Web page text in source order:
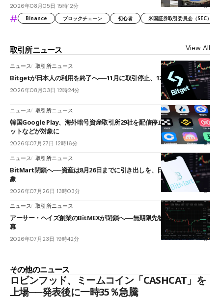
2026年08月05日 15時12分
# Binance ブロックチェーン 初心者 米国証券取引委員会（SEC）
取引所ニュース View All
ニュース 取引所ニュース
Bitgetが日本人の利用を終了へ──11月に取引停止、12月末に強制決済
2026年08月03日 12時24分
ニュース 取引所ニュース
韓国Google Play、海外暗号資産取引所29社を配信停止──OKXやバイビ
ットなどが対象に
2026年07月27日 12時16分
ニュース 取引所ニュース
BitMart閉鎖へ──資産は8月26日までに引き出しを、日本人利用者も対
象
2026年07月26日 13時03分
ニュース 取引所ニュース
アーサー・ヘイズ創業のBitMEXが閉鎖へ──無期限先物を生んだ11年に
幕
2026年07月23日 19時42分
その他のニュース
ロビンフッド、ミームコイン「CASHCAT」を
上場──発表後に一時35％急騰